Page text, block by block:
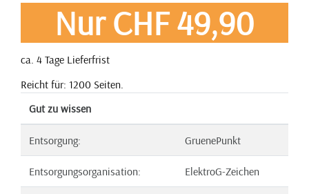
Nur CHF 49,90
ca. 4 Tage Lieferfrist
Reicht für: 1200 Seiten.
Gut zu wissen
Entsorgung: GruenePunkt
Entsorgungsorganisation: ElektroG-Zeichen